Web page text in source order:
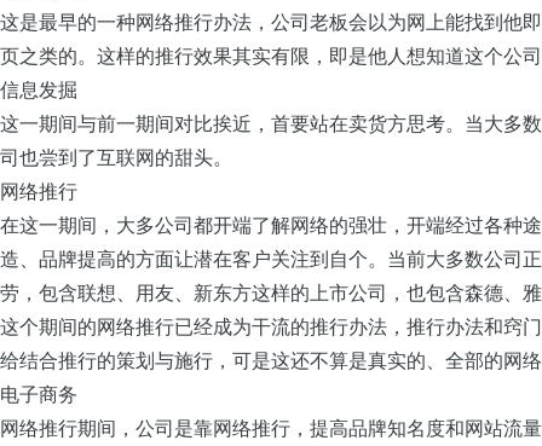
这是最早的一种网络推行办法，公司老板会以为网上能找到他
页之类的。这样的推行效果其实有限，即是他人想知道这个公
信息发掘
这一期间与前一期间对比挨近，首要站在卖货方思考。当大多
司也尝到了互联网的甜头。
网络推行
在这一期间，大多公司都开端了解网络的强壮，开端经过各种
造、品牌提高的方面让潜在客户关注到自个。当前大多数公司
劳，包含联想、用友、新东方这样的上市公司，也包含森德、
这个期间的网络推行已经成为干流的推行办法，推行办法和窍
给结合推行的策划与施行，可是这还不算是真实的、全部的网
电子商务
网络推行期间，公司是靠网络推行，提高品牌知名度和网站流